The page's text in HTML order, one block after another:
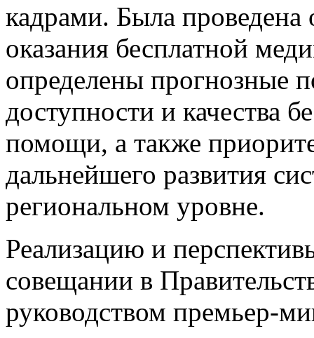
кадрами. Была
оказания бесплатной
определены прогнозные
доступности и качества
помощи, а также
дальнейшего развития
региональном уровне.
Реализацию и
совещании в
руководством премьер-